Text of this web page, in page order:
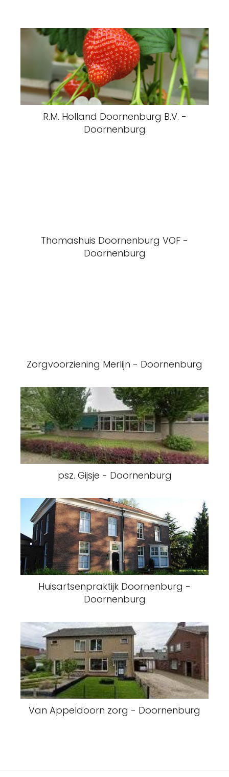
R.M. Holland Doornenburg B.V. -
Doornenburg
Thomashuis Doornenburg VOF -
Doornenburg
Zorgvoorziening Merlijn - Doornenburg
psz. Gijsje - Doornenburg
Huisartsenpraktijk Doornenburg -
Doornenburg
Van Appeldoorn zorg - Doornenburg